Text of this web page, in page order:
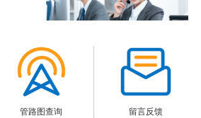
管路图查询 留言反馈